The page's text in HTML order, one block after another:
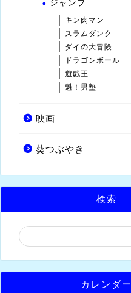
ジャンプ
キン肉マン
スラムダンク
ダイの大冒険
ドラゴンボール
遊戯王
魁！男塾
映画
葵つぶやき
検索
カレンダー